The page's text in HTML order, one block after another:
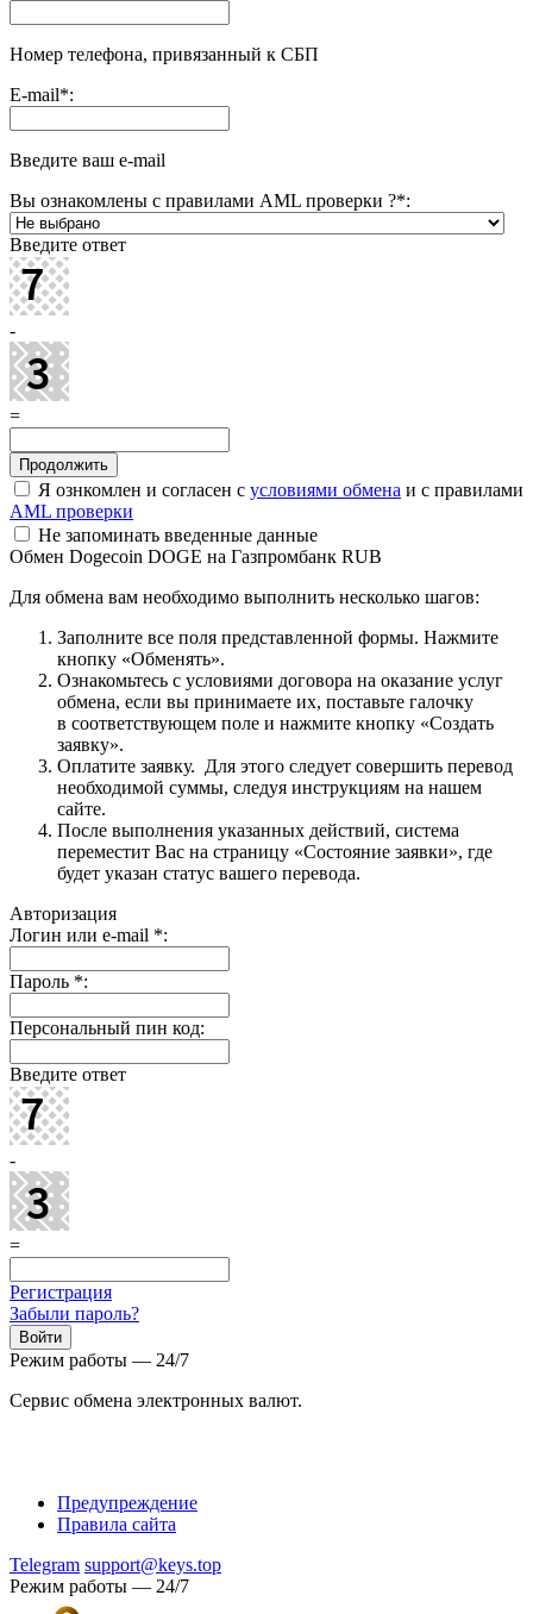
Номер телефона, привязанный к СБП
E-mail*:
Введите ваш e-mail
Вы ознакомлены с правилами AML проверки ?*:
Введите ответ
-
=
Я ознкомлен и согласен с условиями обмена и с правилами
AML проверки
Не запоминать введенные данные
Обмен Dogecoin DOGE на Газпромбанк RUB
Для обмена вам необходимо выполнить несколько шагов:
Заполните все поля представленной формы. Нажмите
кнопку «Обменять».
Ознакомьтесь с условиями договора на оказание услуг
обмена, если вы принимаете их, поставьте галочку
в соответствующем поле и нажмите кнопку «Создать
заявку».
Оплатите заявку. Для этого следует совершить перевод
необходимой суммы, следуя инструкциям на нашем
сайте.
После выполнения указанных действий, система
переместит Вас на страницу «Состояние заявки», где
будет указан статус вашего перевода.
Авторизация
Логин или e-mail *:
Пароль *:
Персональный пин код:
Введите ответ
-
=
Регистрация
Забыли пароль?
Режим работы — 24/7
Сервис обмена электронных валют.
Предупреждение
Правила сайта
Telegram support@keys.top
Режим работы — 24/7